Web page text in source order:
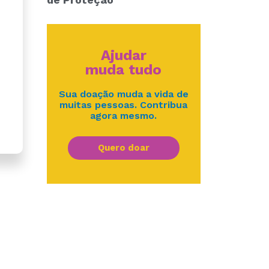
Ajudar
muda tudo
Sua doação muda a vida de
muitas pessoas. Contribua
agora mesmo.
Quero doar